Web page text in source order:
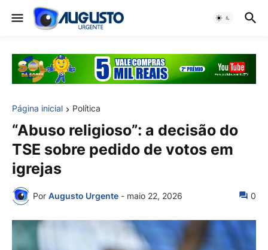
Página inicial Política
“Abuso religioso”: a decisão do
TSE sobre pedido de votos em
igrejas
Por Augusto Urgente - maio 22, 2026 0